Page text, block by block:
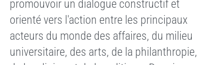
promouvoir un dialogue constructif et
orienté vers l'action entre les principaux
acteurs du monde des affaires, du milieu
universitaire, des arts, de la philanthropie,